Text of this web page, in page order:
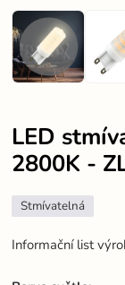
LED
2800K -
Stmívatelná
Informační list